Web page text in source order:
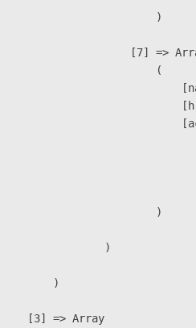
                        )
[7] =>
                        (
                        )
                )
        )
    [3] => Array